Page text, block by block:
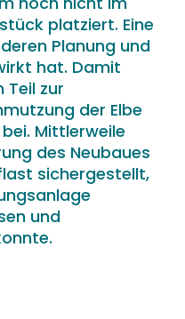
platziert. Eine
Planung und
hat. Damit
Teil zur
der Elbe
Mittlerweile
des Neubaues
sichergestellt,
und